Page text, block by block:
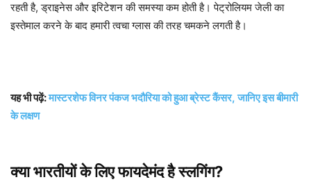
रहती है, ड्राइनेस और इरिटेशन की समस्या कम होती है। पेट्रोलियम जेली का
इस्तेमाल करने के बाद हमारी त्वचा ग्लास की तरह चमकने लगती है।
यह भी पढ़ें:मास्टरशेफ विनर पंकज भदौरिया को हुआ ब्रेस्ट कैंसर, जानिए इस बीमारी
के लक्षण
क्या भारतीयों के लिए फायदेमंद है स्लगिंग?